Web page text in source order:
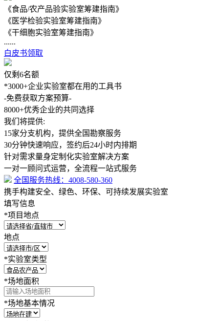
《食品/农产品验实验室筹建指南》
《医学检验实验室筹建指南》
《干细胞实验室筹建指南》
......
白皮书领取
仅剩6名额
*3000+企业实验室都在用的工具书
-免费获取方案预算-
8000+优秀企业的共同选择
我们将提供:
15家分支机构，提供全国勘察服务
30分钟快速响应，签约后24小时内排期
针对需求量身定制化实验室解决方案
一对一顾问式运营，全流程一站式服务
全国服务热线： 4008-580-360
携手构建安全、绿色、环保、可持续发展实验室
填写信息
*项目地点
地点
*实验室类型
*场地面积
*场地基本情况